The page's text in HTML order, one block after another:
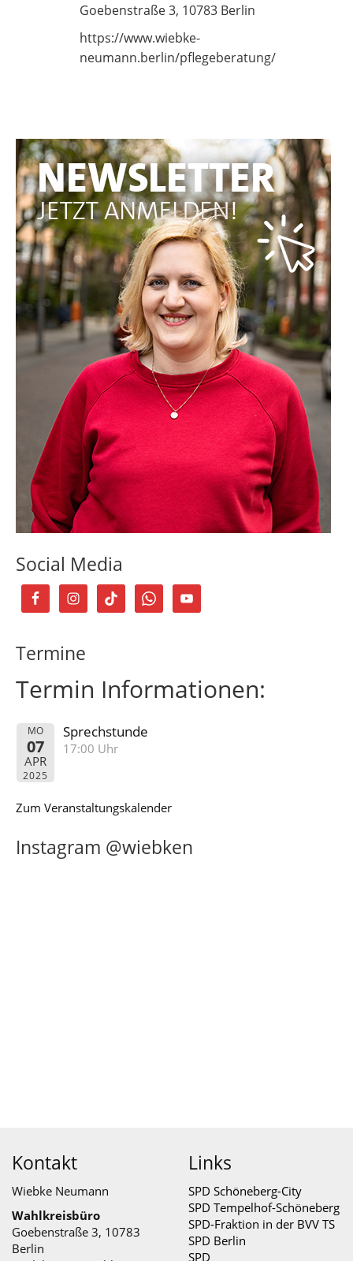
Goebenstraße 3, 10783 Berlin
https://www.wiebke-
neumann.berlin/pflegeberatung/
Social Media
Termine
Termin Informationen:
MO
07
APR
2025
Sprechstunde
17:00 Uhr
Zum Veranstaltungskalender
Instagram @wiebken
Kontakt
Wiebke Neumann
Wahlkreisbüro
Goebenstraße 3, 10783
Berlin
Links
SPD Schöneberg-City
SPD Tempelhof-Schöneberg
SPD-Fraktion in der BVV TS
SPD Berlin
SPD